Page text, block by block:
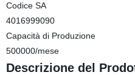
Codice SA
4016999090
Capacità di Produzione
500000/mese
Descrizione del